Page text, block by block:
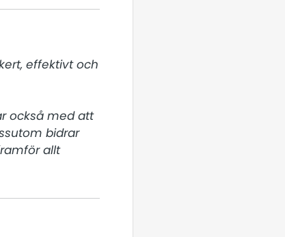
effektivt och
också med att
bidrar
allt